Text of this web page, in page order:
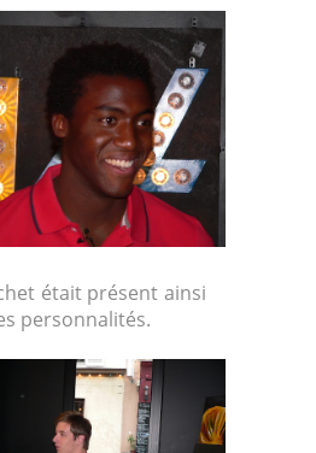
était présent ainsi
personnalités.